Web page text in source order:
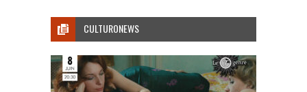
CULTURONEWS